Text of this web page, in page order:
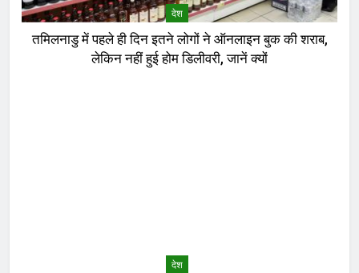
देश
तमिलनाडु में पहले ही दिन इतने लोगों ने ऑनलाइन बुक की शराब,
लेकिन नहीं हुई होम डिलीवरी, जानें क्यों
देश